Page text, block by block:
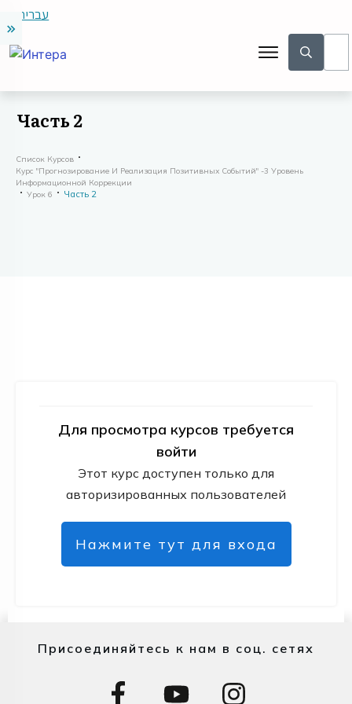
עברית
Часть 2
Список Курсов
Курс "Прогнозирование И Реализация Позитивных Событий" -3 Уровень
Информационной Коррекции
Урок 6
Часть 2
Для просмотра курсов требуется
войти
Этот курс доступен только для
авторизированных пользователей
Нажмите тут для входа
Присоединяйтесь к нам в соц. сетях